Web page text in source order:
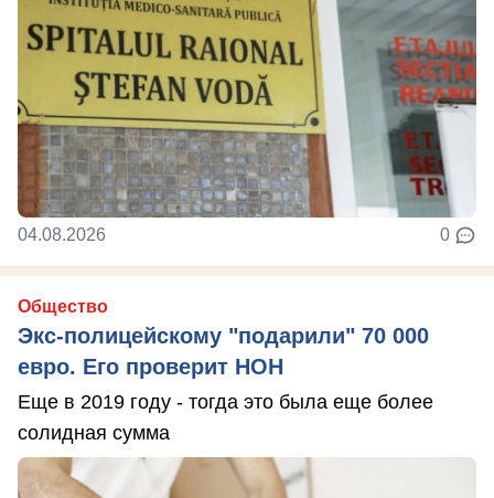
04.08.2026 0
Общество
Экс-полицейскому "подарили" 70 000
евро. Его проверит НОН
Еще в 2019 году - тогда это была еще более
солидная сумма